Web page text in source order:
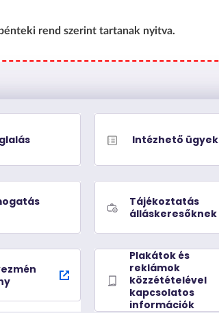
rend szerint tartanak nyitva.
Intézhető ügyek
Tájékoztatás
álláskeresőknek
Plakátok és
reklámok
közzétételével
kapcsolatos
információk